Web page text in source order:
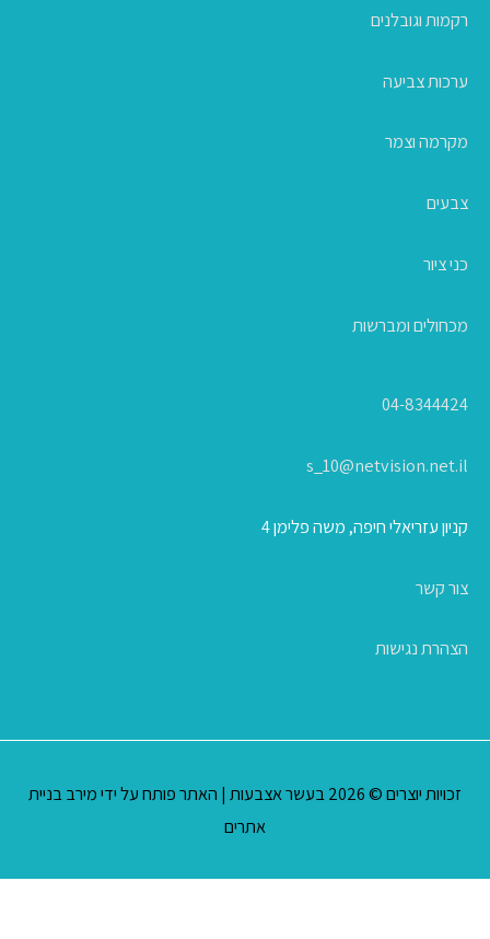
רקמות וגובלנים
ערכות צביעה
מקרמה וצמר
צבעים
כני ציור
מכחולים ומברשות
04-8344424
s_10@netvision.net.il
קניון עזריאלי חיפה, משה פלימן 4
צור קשר
הצהרת נגישות
זכויות יוצרים © 2026 בעשר אצבעות | האתר פותח על ידימירב בניית
אתרים